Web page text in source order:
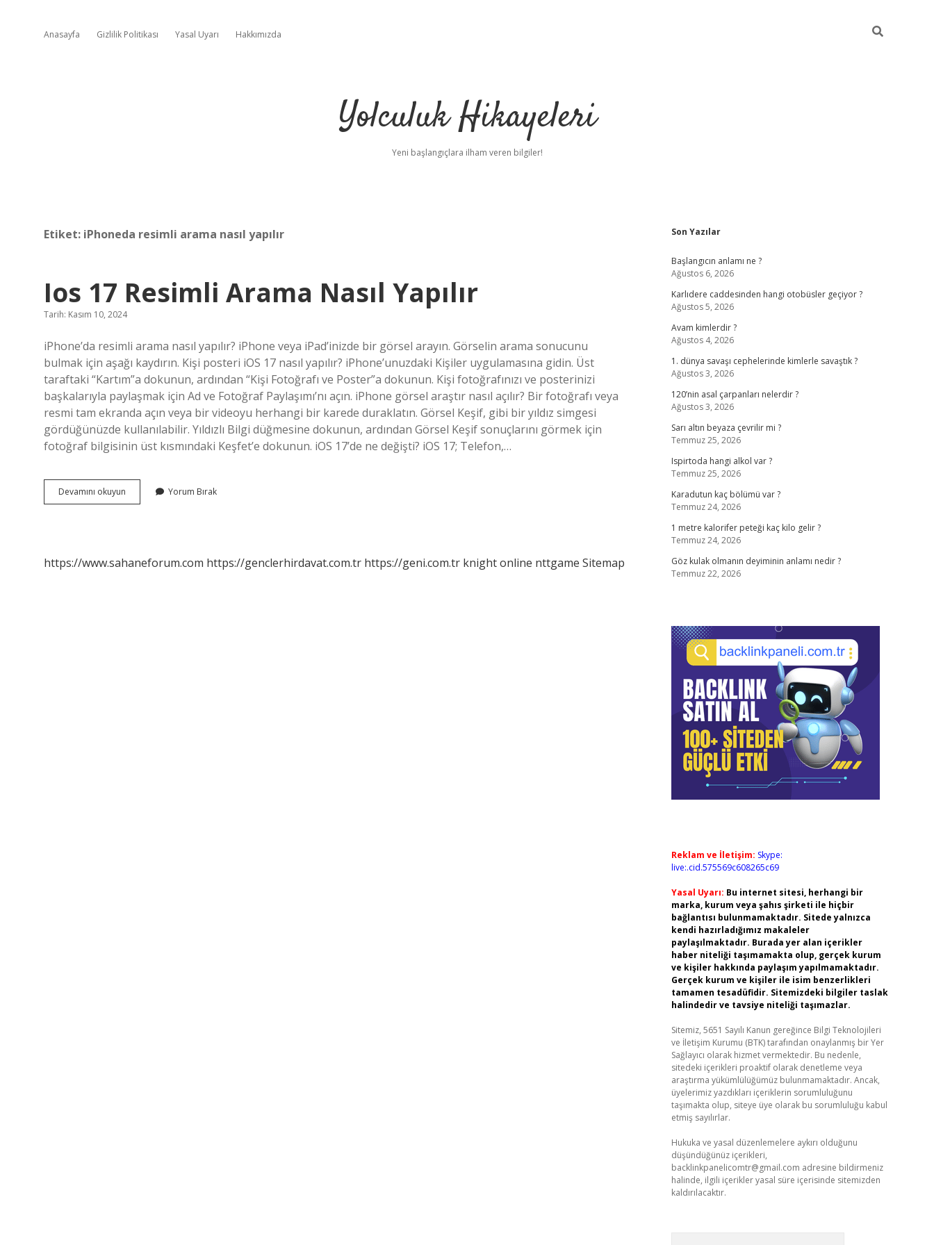
Anasayfa Gizlilik Politikası Yasal Uyarı Hakkımızda
Yolculuk Hikayeleri
Yeni başlangıçlara ilham veren bilgiler!
Etiket: iPhoneda resimli arama nasıl yapılır
Ios 17 Resimli Arama Nasıl Yapılır
Tarih: Kasım 10, 2024
iPhone’da resimli arama nasıl yapılır? iPhone veya iPad’inizde bir görsel arayın. Görselin arama sonucunu
bulmak için aşağı kaydırın. Kişi posteri iOS 17 nasıl yapılır? iPhone’unuzdaki Kişiler uygulamasına gidin. Üst
taraftaki “Kartım”a dokunun, ardından “Kişi Fotoğrafı ve Poster”a dokunun. Kişi fotoğrafınızı ve posterinizi
başkalarıyla paylaşmak için Ad ve Fotoğraf Paylaşımı’nı açın. iPhone görsel araştır nasıl açılır? Bir fotoğrafı veya
resmi tam ekranda açın veya bir videoyu herhangi bir karede duraklatın. Görsel Keşif, gibi bir yıldız simgesi
gördüğünüzde kullanılabilir. Yıldızlı Bilgi düğmesine dokunun, ardından Görsel Keşif sonuçlarını görmek için
fotoğraf bilgisinin üst kısmındaki Keşfet’e dokunun. iOS 17’de ne değişti? iOS 17; Telefon,…
Devamını okuyun
17
Yorum Bırak
https://www.sahaneforum.com https://genclerhirdavat.com.tr https://geni.com.tr knight online nttgame Sitemap
Sidebar
Son Yazılar
Başlangıcın anlamı ne ?
Ağustos 6, 2026
Karlıdere caddesinden hangi otobüsler geçiyor ?
Ağustos 5, 2026
Avam kimlerdir ?
Ağustos 4, 2026
1. dünya savaşı cephelerinde kimlerle savaştık ?
Ağustos 3, 2026
120’nin asal çarpanları nelerdir ?
Ağustos 3, 2026
Sarı altın beyaza çevrilir mi ?
Temmuz 25, 2026
Ispirtoda hangi alkol var ?
Temmuz 25, 2026
Karadutun kaç bölümü var ?
Temmuz 24, 2026
1 metre kalorifer peteği kaç kilo gelir ?
Temmuz 24, 2026
Göz kulak olmanın deyiminin anlamı nedir ?
Temmuz 22, 2026
Reklam ve İletişim: Skype:
live:.cid.575569c608265c69
Yasal Uyarı: Bu internet sitesi, herhangi bir
marka, kurum veya şahıs şirketi ile hiçbir
bağlantısı bulunmamaktadır. Sitede yalnızca
kendi hazırladığımız makaleler
paylaşılmaktadır. Burada yer alan içerikler
haber niteliği taşımamakta olup, gerçek kurum
ve kişiler hakkında paylaşım yapılmamaktadır.
Gerçek kurum ve kişiler ile isim benzerlikleri
tamamen tesadüfidir. Sitemizdeki bilgiler taslak
halindedir ve tavsiye niteliği taşımazlar.
Sitemiz, 5651 Sayılı Kanun gereğince Bilgi Teknolojileri
ve İletişim Kurumu (BTK) tarafından onaylanmış bir Yer
Sağlayıcı olarak hizmet vermektedir. Bu nedenle,
sitedeki içerikleri proaktif olarak denetleme veya
araştırma yükümlülüğümüz bulunmamaktadır. Ancak,
üyelerimiz yazdıkları içeriklerin sorumluluğunu
taşımakta olup, siteye üye olarak bu sorumluluğu kabul
etmiş sayılırlar.
Hukuka ve yasal düzenlemelere aykırı olduğunu
düşündüğünüz içerikleri,
backlinkpanelicomtr@gmail.com adresine bildirmeniz
halinde, ilgili içerikler yasal süre içerisinde sitemizden
kaldırılacaktır.
betexper giriş